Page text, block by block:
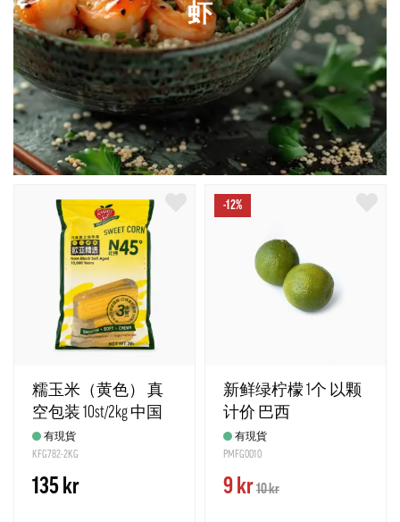
虾
糯玉米（黄色） 真
空包装 10st/2kg 中国
有現貨
KFG782-2KG
135 kr
-12%
新鲜绿柠檬 1个 以颗
计价 巴西
有現貨
PMFG0010
9 kr10 kr